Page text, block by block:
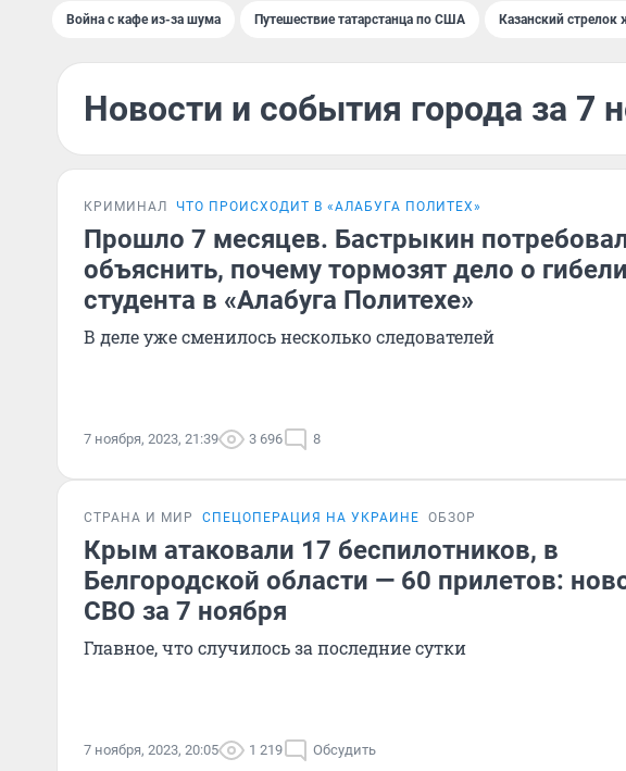
Война с кафе из-за шума Путешествие татарстанца по США Казанский стрелок
Новости и события города за 7
КРИМИНАЛ ЧТО ПРОИСХОДИТ В «АЛАБУГА ПОЛИТЕХ»
Прошло 7 месяцев. Бастрыкин
объяснить, почему тормозят дело о гибели
студента в «Алабуга Политехе»
В деле уже сменилось несколько следователей
7 ноября, 2023, 21:39 3 696 8
СТРАНА И МИР СПЕЦОПЕРАЦИЯ НА УКРАИНЕ ОБЗОР
Крым атаковали 17 беспилотников, в
Белгородской области — 60 прилетов:
СВО за 7 ноября
Главное, что случилось за последние сутки
7 ноября, 2023, 20:05 1 219 Обсудить